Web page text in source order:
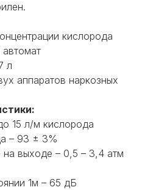
кислорода
л
аппаратов наркозных
15 л/м кислорода
– 93 ± 3%
выходе – 0,5 – 3,4 атм
1м – 65 дБ